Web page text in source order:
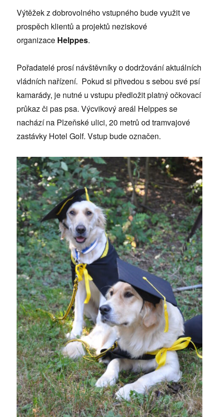
Výtěžek z dobrovolného vstupného bude využit ve
prospěch klientů a projektů neziskové
organizace Helppes.
Pořadatelé prosí návštěvníky o dodržování aktuálních
vládních nařízení. Pokud si přivedou s sebou své psí
kamarády, je nutné u vstupu předložit platný očkovací
průkaz či pas psa. Výcvikový areál Helppes se
nachází na Plzeňské ulici, 20 metrů od tramvajové
zastávky Hotel Golf. Vstup bude označen.